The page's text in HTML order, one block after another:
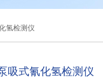
氢检测仪
吸式氰化氢检测仪